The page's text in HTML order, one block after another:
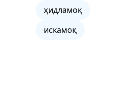
ҳидламоқ
искамоқ